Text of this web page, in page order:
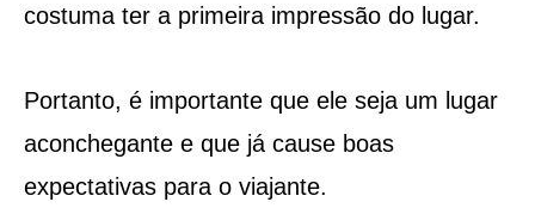
costuma ter a primeira impressão do lugar.
Portanto, é importante que ele seja um lugar
aconchegante e que já cause boas
expectativas para o viajante.